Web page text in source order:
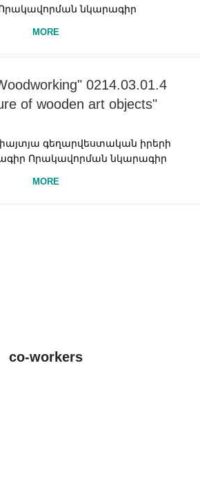
նկարագիր
MORE
0214.03.01.4
of wooden art objects"
գեղարվեստական իրերի
Որակավորման նկարագիր
MORE
co-workers